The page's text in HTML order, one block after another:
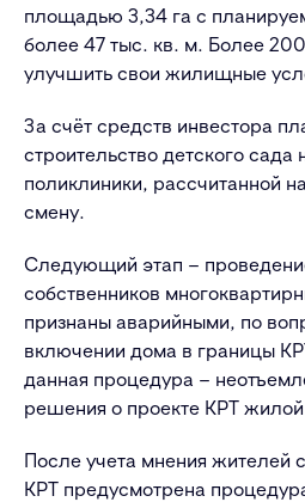
площадью 3,34 га с
более 47 тыс. кв. м. Более
улучшить свои жилищные
За счёт средств инвестора
строительство детского сада
поликлиники, рассчитанной
смену.
Следующий этап –
собственников
признаны аварийными, по
включении дома в границы
данная процедура –
решения о проекте КРТ жилой
После учета мнения жителей
КРТ предусмотрена